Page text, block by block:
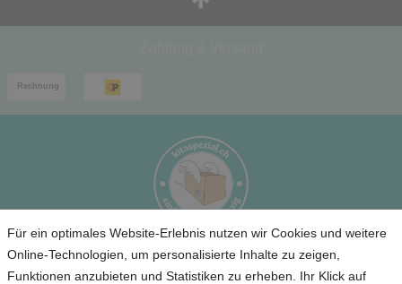
Für ein optimales Website-Erlebnis nutzen wir Cookies und weitere
Online-Technologien, um personalisierte Inhalte zu zeigen,
Funktionen anzubieten und Statistiken zu erheben. Ihr Klick auf
Service